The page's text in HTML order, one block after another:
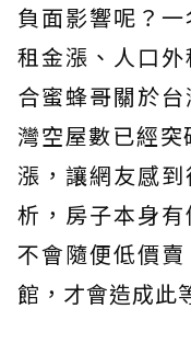
負面影響呢？
租金漲、人口
合蜜蜂哥關於
灣空屋數已經
漲，讓網友感
析，房子本身
不會隨便低價
館，才會造成此